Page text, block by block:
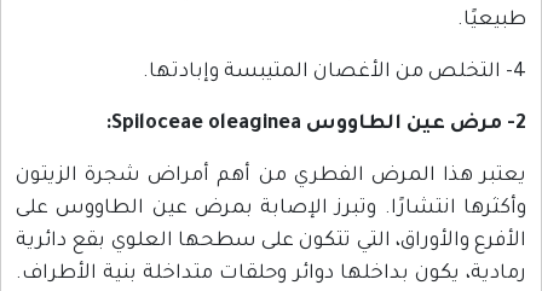
طبيعيًا.
4- التخلص من الأغصان المتيبسة وإبادتها.
2- مرض عين الطاووس Spiloceae oleaginea:
يعتبر هذا المرض الفطري من أهم أمراض شجرة الزيتون
وأكثرها انتشارًا. وتبرز الإصابة بمرض عين الطاووس على
الأفرع والأوراق، التي تتكون على سطحها العلوي بقع دائرية
رمادية، يكون بداخلها دوائر وحلقات متداخلة بنية الأطراف.